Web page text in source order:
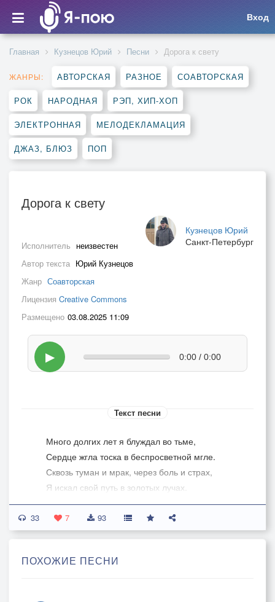
Вход
Главная Кузнецов Юрий Песни Дорога к свету
ЖАНРЫ: АВТОРСКАЯ РАЗНОЕ СОАВТОРСКАЯ
РОК НАРОДНАЯ РЭП, ХИП-ХОП
ЭЛЕКТРОННАЯ МЕЛОДЕКЛАМАЦИЯ
ДЖАЗ, БЛЮЗ ПОП
Дорога к свету
Кузнецов Юрий
Санкт-Петербург
Исполнитель неизвестен
Автор текста Юрий Кузнецов
Жанр Соавторская
Лицензия Creative Commons
Размещено 03.08.2025 11:09
▶ 0:00 / 0:00
Текст песни
Много долгих лет я блуждал во тьме,
Сердце жгла тоска в беспросветной мгле.
Сквозь туман и мрак, через боль и страх,
Я искал свой путь в золотых лучах.
Сколько раз, упав, поднимался вновь,
Сколько раз терял веру и любовь.
Он хранит меня в самый трудный час.
33 7 93
ПОХОЖИЕ ПЕСНИ